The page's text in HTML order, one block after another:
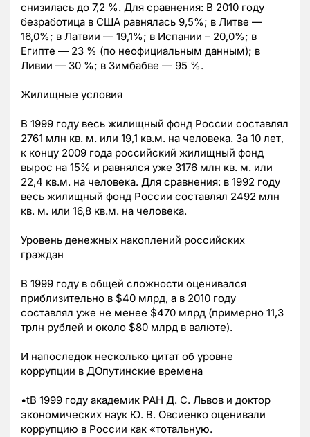
снизилась до 7,2 %. Для сравнения: В 2010 году
безработица в США равнялась 9,5%; в Литве —
16,0%; в Латвии — 19,1%; в Испании – 20,0%; в
Египте — 23 % (по неофициальным данным); в
Ливии — 30 %; в Зимбабве — 95 %.
Жилищные условия
В 1999 году весь жилищный фонд России составлял
2761 млн кв. м. или 19,1 кв.м. на человека. За 10 лет,
к концу 2009 года российский жилищный фонд
вырос на 15% и равнялся уже 3176 млн кв. м. или
22,4 кв.м. на человека. Для сравнения: в 1992 году
весь жилищный фонд России составлял 2492 млн
кв. м. или 16,8 кв.м. на человека.
Уровень денежных накоплений российских
граждан
В 1999 году в общей сложности оценивался
приблизительно в $40 млрд, а в 2010 году
составлял уже не менее $470 млрд (примерно 11,3
трлн рублей и около $80 млрд в валюте).
И напоследок несколько цитат об уровне
коррупции в ДОпутинские времена
•tВ 1999 году академик РАН Д. С. Львов и доктор
экономических наук Ю. В. Овсиенко оценивали
коррупцию в России как «тотальную.